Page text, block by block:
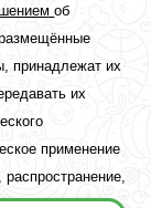
об
принадлежат их
их
применение
наличии